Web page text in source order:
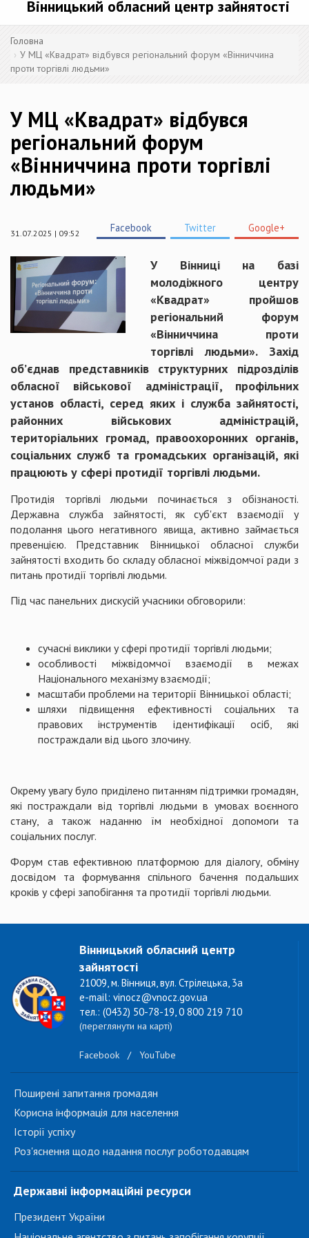
Вінницький обласний центр зайнятості
Головна
У МЦ «Квадрат» відбувся регіональний форум «Вінниччина
проти торгівлі людьми»
У МЦ «Квадрат» відбувся
регіональний форум
«Вінниччина проти торгівлі
людьми»
31.07.2025 | 09:52 Facebook Twitter Google+
У Вінниці на базі
молодіжного центру
«Квадрат» пройшов
регіональний форум
«Вінниччина проти
торгівлі людьми». Захід
об’єднав представників структурних підрозділів
обласної військової адміністрації, профільних
установ області, серед яких і служба зайнятості,
районних військових адміністрацій,
територіальних громад, правоохоронних органів,
соціальних служб та громадських організацій, які
працюють у сфері протидії торгівлі людьми.
Протидія торгівлі людьми починається з обізнаності.
Державна служба зайнятості, як суб'єкт взаємодії у
подолання цього негативного явища, активно займається
превенцією. Представник Вінницької обласної служби
зайнятості входить бо складу обласної міжвідомчої ради з
питань протидії торгівлі людьми.
Під час панельних дискусій учасники обговорили:
сучасні виклики у сфері протидії торгівлі людьми;
особливості міжвідомчої взаємодії в межах
Національного механізму взаємодії;
масштаби проблеми на території Вінницької області;
шляхи підвищення ефективності соціальних та
правових інструментів ідентифікації осіб, які
постраждали від цього злочину.
Окрему увагу було приділено питанням підтримки громадян,
які постраждали від торгівлі людьми в умовах воєнного
стану, а також наданню їм необхідної допомоги та
соціальних послуг.
Форум став ефективною платформою для діалогу, обміну
досвідом та формування спільного бачення подальших
кроків у сфері запобігання та протидії торгівлі людьми.
Вінницький обласний центр
зайнятості
21009, м. Вінниця, вул. Стрілецька, 3а
e-mail: vinocz@vnocz.gov.ua
тел.: (0432) 50-78-19, 0 800 219 710
(переглянути на карті)
Facebook / YouTube
Поширені запитання громадян
Корисна інформація для населення
Історії успіху
Роз'яснення щодо надання послуг роботодавцям
Державні інформаційні ресурси
Президент України